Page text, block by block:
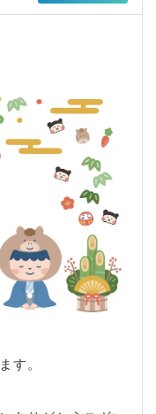
す。